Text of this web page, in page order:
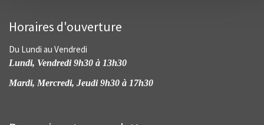
Horaires d'ouverture
Du Lundi au Vendredi
Lundi, Vendredi 9h30 à 13h30
Mardi, Mercredi, Jeudi 9h30 à 17h30